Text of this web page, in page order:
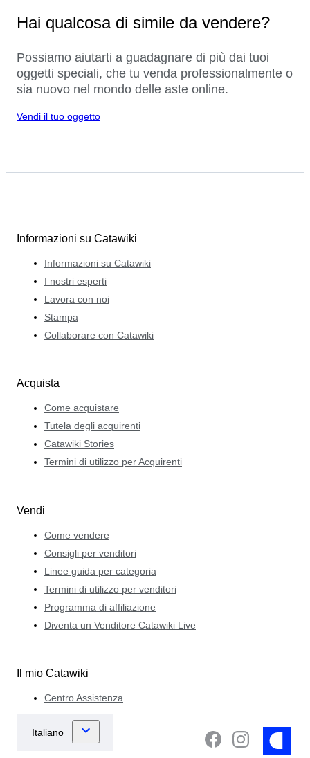
Hai qualcosa di simile da vendere?
Possiamo aiutarti a guadagnare di più dai tuoi
oggetti speciali, che tu venda professionalmente o
sia nuovo nel mondo delle aste online.
Vendi il tuo oggetto
Informazioni su Catawiki
Informazioni su Catawiki
I nostri esperti
Lavora con noi
Stampa
Collaborare con Catawiki
Acquista
Come acquistare
Tutela degli acquirenti
Catawiki Stories
Termini di utilizzo per Acquirenti
Vendi
Come vendere
Consigli per venditori
Linee guida per categoria
Termini di utilizzo per venditori
Programma di affiliazione
Diventa un Venditore Catawiki Live
Il mio Catawiki
Centro Assistenza